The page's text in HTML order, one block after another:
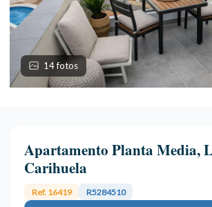
14 fotos
Apartamento Planta Media,
Carihuela
Ref. 16419 R5284510